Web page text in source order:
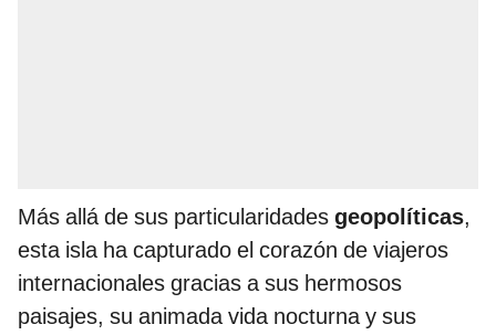
Más allá de sus particularidades geopolíticas,
esta isla ha capturado el corazón de viajeros
internacionales gracias a sus hermosos
paisajes, su animada vida nocturna y sus